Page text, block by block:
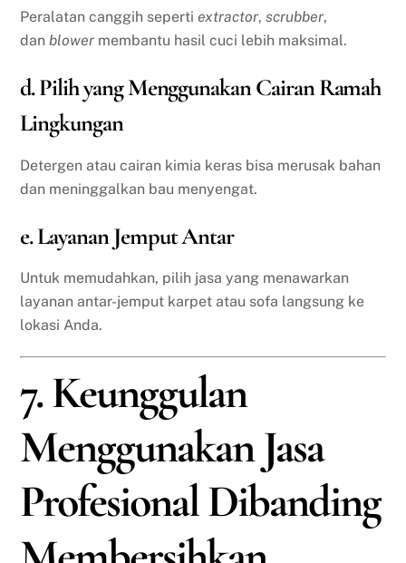
Peralatan canggih sepertiextractor,scrubber,
dan blower membantu hasil cuci lebih maksimal.
d. Pilih yang Menggunakan Cairan Ramah
Lingkungan
Detergen atau cairan kimia keras bisa merusak bahan
dan meninggalkan bau menyengat.
e. Layanan Jemput Antar
Untuk memudahkan, pilih jasa yang menawarkan
layanan antar-jemput karpet atau sofa langsung ke
lokasi Anda.
7. Keunggulan
Menggunakan Jasa
Profesional Dibanding